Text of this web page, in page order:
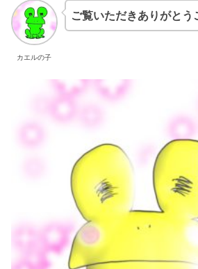
カエルの子
ご覧いただきありがとう